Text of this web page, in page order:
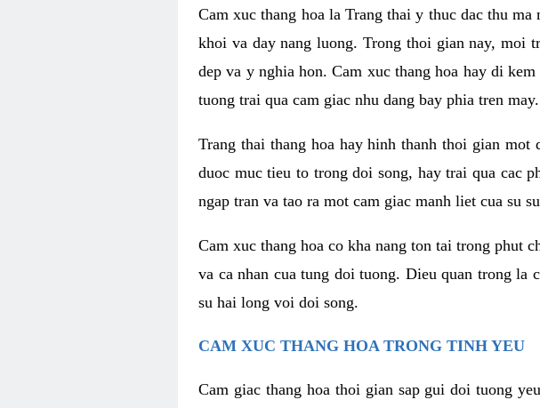
Cam xuc thang hoa la Trang thai y thuc dac thu
khoi va day nang luong. Trong thoi gian nay, moi
dep va y nghia hon. Cam xuc thang hoa hay di
tuong trai qua cam giac nhu dang bay phia tren may.
Trang thai thang hoa hay hinh thanh thoi gian
duoc muc tieu to trong doi song, hay trai qua cac
ngap tran va tao ra mot cam giac manh liet cua su
Cam xuc thang hoa co kha nang ton tai trong phut
va ca nhan cua tung doi tuong. Dieu quan trong
su hai long voi doi song.
CAM XUC THANG HOA TRONG TINH YEU
Cam giac thang hoa thoi gian sap gui doi tuong